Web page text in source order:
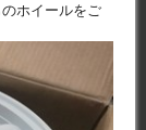
ホイールをご